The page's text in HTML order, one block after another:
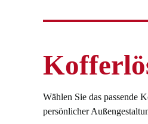
Wählen Sie das passende
persönlicher